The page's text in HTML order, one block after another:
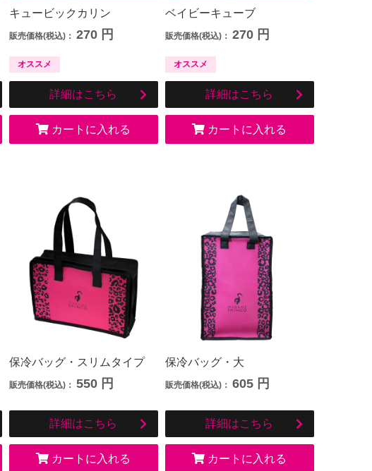
キュービックカリン
販売価格(税込)： 270円
オススメ
詳細はこちら
カートに入れる
ベイビーキューブ
販売価格(税込)： 270円
オススメ
詳細はこちら
カートに入れる
保冷バッグ・スリムタイプ
販売価格(税込)： 550円
詳細はこちら
カートに入れる
保冷バッグ・大
販売価格(税込)： 605円
詳細はこちら
カートに入れる